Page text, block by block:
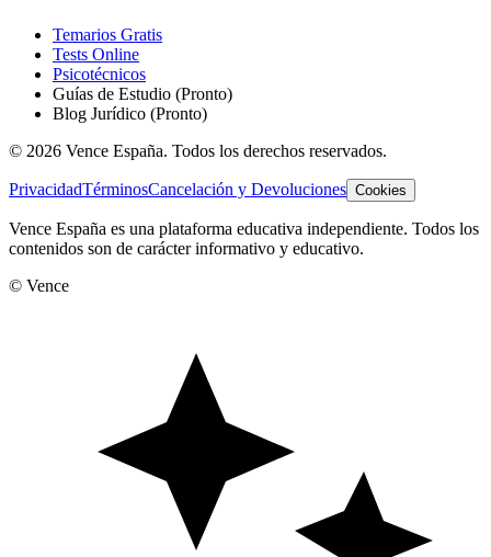
Temarios Gratis
Tests Online
Psicotécnicos
Guías de Estudio (Pronto)
Blog Jurídico (Pronto)
© 2026 Vence España. Todos los derechos reservados.
PrivacidadTérminosCancelación y Devoluciones Cookies
Vence España es una plataforma educativa independiente. Todos los
contenidos son de carácter informativo y educativo.
© Vence